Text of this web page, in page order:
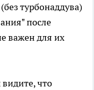
турбонаддува)
после
важен для их
что